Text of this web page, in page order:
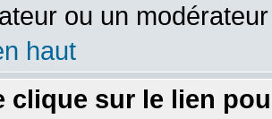
ou un
haut
clique sur le lien